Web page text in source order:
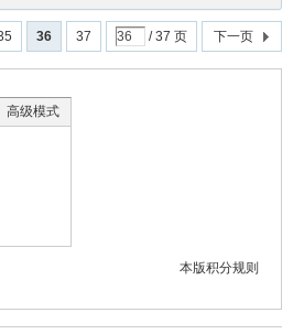
36 37 / 37 页 下一页
高级模式
本版积分规则